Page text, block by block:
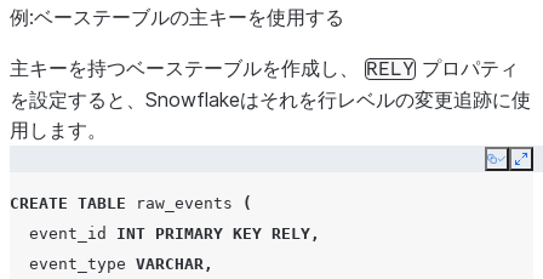
例:ベーステーブルの主キーを使用する
主キーを持つベーステーブルを作成し、 RELY プロパティ
を設定すると、Snowflakeはそれを行レベルの変更追跡に使
用します。
Copy
CREATE TABLE raw_events
(
event_id
INT PRIMARY KEY RELY ,
event_type VARCHAR ,